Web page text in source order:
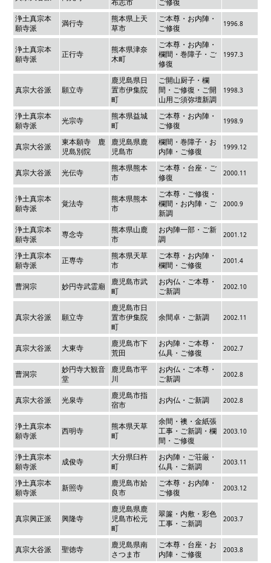
布志市 ご修復
浄土真宗本
願寺派
満行寺
熊本県上天
草市
ご本尊・お内陣・
ご修復
1996.8
浄土真宗本
願寺派
正行寺
熊本県津奈
木町
ご本尊・お内陣・
欄間・巻障子・ご
修復
1997.3
真宗大谷派 願立寺
鹿児島県日
置市伊集院
町
ご開山厨子・欄
間・ご修復・ご開
山用ご須弥壇新調
1998.3
浄土真宗本
願寺派
光宗寺
熊本県益城
町
ご本尊・お内陣・
ご修復
1998.9
真宗大谷派
東本願寺 鹿
児島別院
鹿児島県鹿
児島市
欄間・巻障子・お
内陣・ご修復
1999.12
真宗大谷派 光伝寺
熊本県熊本
市
ご本尊・台座・ご
修復
2000.11
浄土真宗本
願寺派
覚法寺
熊本県熊本
市
ご本尊・ご修復・
欄間・お内陣・ご
新調
2000.9
浄土真宗本
願寺派
専念寺
熊本県山鹿
市
お内陣一部・ご新
調
2001.12
浄土真宗本
願寺派
正専寺
熊本県天草
市
ご本尊・お内陣・
欄間・ご修復
2001.4
曹洞宗 妙円寺武霊廟
鹿児島市武
町
お内仏・ご本尊・
ご新調
2002.10
真宗大谷派 願立寺
鹿児島市日
置市伊集院
町
余間卓・ご新調 2002.11
真宗大谷派 大東寺
鹿児島市下
荒田
お内陣・ご本尊・
仏具・ご修復
2002.7
曹洞宗
妙円寺大観音
堂
鹿児島市平
川
お内仏・ご本尊・
ご新調
2002.8
真宗大谷派 光泉寺
鹿児島市指
宿市
お内仏・ご新調 2002.8
浄土真宗本
願寺派
西明寺
熊本県天草
町
余間・襖・金紙張
工事・ご新調・欄
間・ご修復
2003.10
浄土真宗本
願寺派
成俊寺
大分県臼杵
町
お内陣・ご荘厳・
仏具・ご新調
2003.11
浄土真宗本
願寺派
新照寺
鹿児島市姶
良市
ご本尊・お内陣・
ご修復
2003.12
真宗興正派 興隆寺
鹿児島県鹿
児島市松元
町
翠簾・内敷・彩色
工事・ご新調
2003.7
真宗大谷派 聖徳寺
鹿児島県南
さつま市
ご本尊・台座・お
内陣・ご修復
2003.8